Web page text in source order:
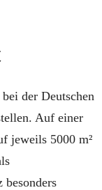
der Deutschen
Auf einer
jeweils 5000 m²
besonders